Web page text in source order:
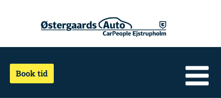
Book tid